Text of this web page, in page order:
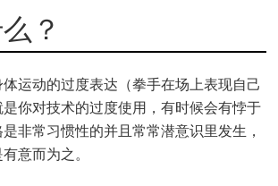
？
运动的过度表达（拳手在场上表现自己
你对技术的过度使用，有时候会有悖于
非常习惯性的并且常常潜意识里发生，
意而为之。